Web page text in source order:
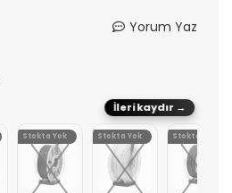
Yorum Yaz
Stokta Yok Stokta Yok Stokta Yok
İleri kaydır →